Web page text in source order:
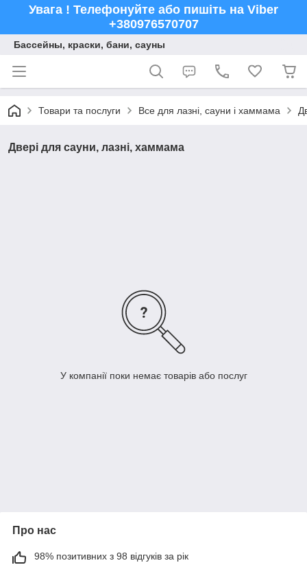
Увага ! Телефонуйте або пишіть на Viber
+380976570707
Бассейны, краски, бани, сауны
Товари та послуги Все для лазні, сауни і хаммама
Двері для сауни, лазні, хаммама
У компанії поки немає товарів або послуг
Про нас
98% позитивних з 98 відгуків за рік